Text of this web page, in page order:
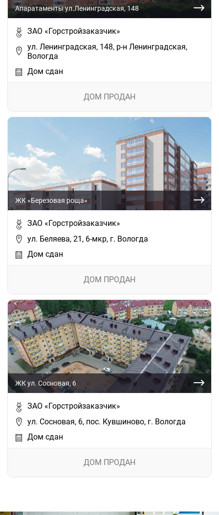
Апаратаменты ул.Ленинградская, 148
ЗАО «Горстройзаказчик»
ул. Ленинградская, 148, р-н Ленинградская,
Вологда
Дом сдан
ДОМ ПРОДАН
ЖК «Березовая роща»
ЗАО «Горстройзаказчик»
ул. Беляева, 21, 6-мкр, г. Вологда
Дом сдан
ДОМ ПРОДАН
ЖК ул. Сосновая, 6
ЗАО «Горстройзаказчик»
ул. Сосновая, 6, пос. Кувшиново, г. Вологда
Дом сдан
ДОМ ПРОДАН